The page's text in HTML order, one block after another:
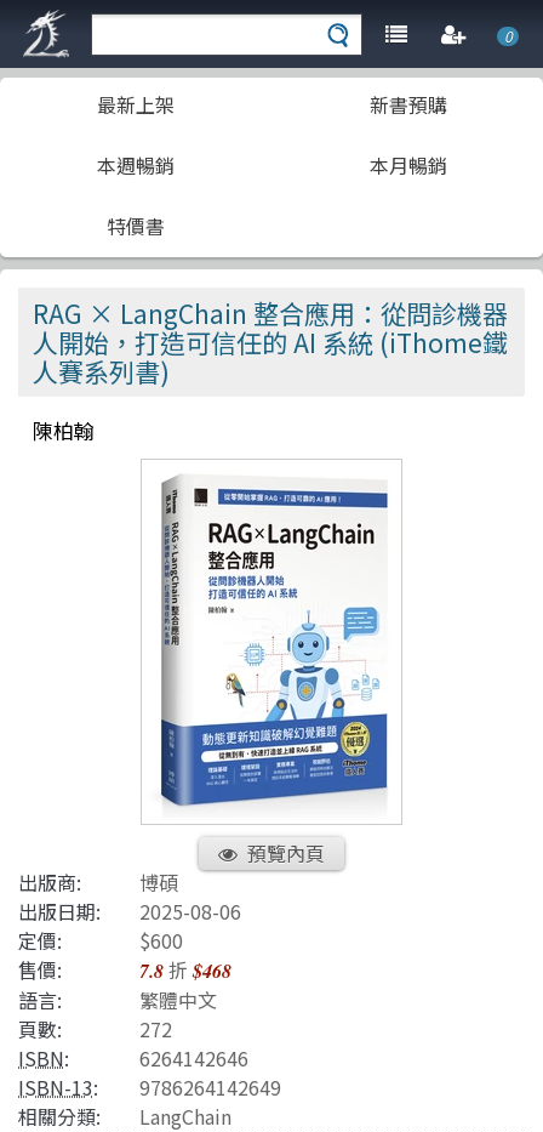
0
最新上架 新書預購
本週暢銷 本月暢銷
特價書
RAG × LangChain 整合應用：從問診機器
人開始，打造可信任的 AI 系統 (iThome鐵
人賽系列書)
陳柏翰
預覽內頁
出版商:
博碩
出版日期:
2025-08-06
定價:
$600
售價:
7.8折$468
語言:
繁體中文
頁數:
272
ISBN:
6264142646
ISBN-13:
9786264142649
相關分類:
LangChain